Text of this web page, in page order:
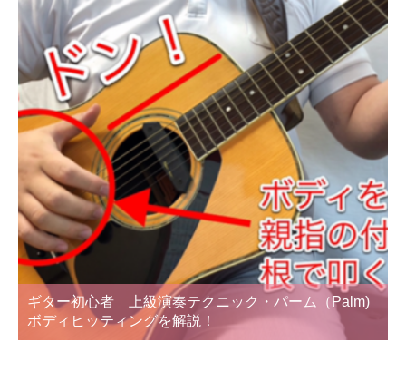
ギター初心者 上級演奏テクニック・パーム（Palm)
ボディヒッティングを解説！